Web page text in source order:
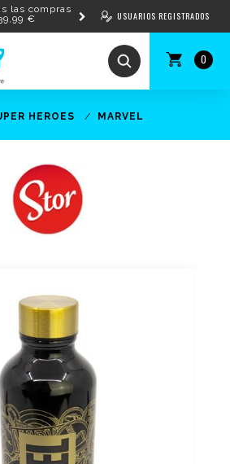
las compras
€
0
USUARIOS REGISTRADOS
HEROES MARVEL